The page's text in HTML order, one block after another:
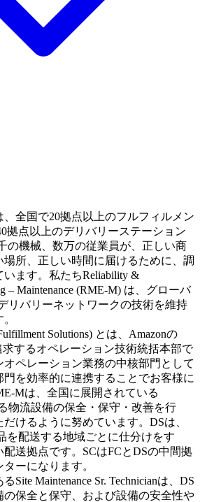
全国で20拠点以上のフルフィルメン
拠点以上のデリバリーステーション
の機械、数万の従業員が、正しい商
所、正しい時間に届けるために、調
ます。私たちReliability &
– Maintenance (RME-M) は、グローバ
リバリーネットワークの技術を維持
Solutions) とは、Amazonの
求するオペレーション技術統括本部で
ペレーション業務の中核部門として
を効率的に連携することでお客様に
Mは、全国に展開されている
物流設備の保全・保守・改善を行
けるように努めています。DSは、
を配送する地域ごとに仕分けをす
送拠点です。SCはFCとDSの中間拠
ーになります。
Site Maintenance Sr. Technicianは、DS
の保全と保守、および設備の安全性や